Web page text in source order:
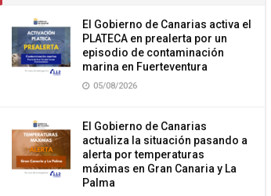
El Gobierno de Canarias activa el
PLATECA en prealerta por un
episodio de contaminación
marina en Fuerteventura
05/08/2026
El Gobierno de Canarias
actualiza la situación pasando a
alerta por temperaturas
máximas en Gran Canaria y La
Palma